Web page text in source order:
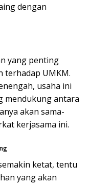
dengan
yang penting
terhadap UMKM.
usaha ini
mendukung antara
akan sama-
kerjasama ini.
ketat, tentu
yang akan